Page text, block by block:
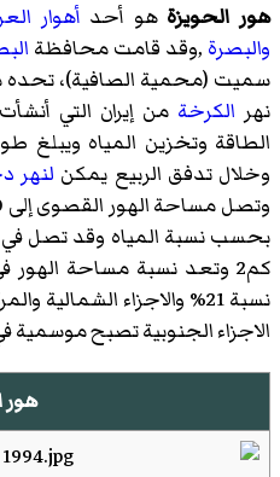
هور الحويزة هو أحد أهوار
والبصرة ,وقد قامت محافظة
سميت (محمية الصافية)، تحده
نهر الكرخة من إيران التي
وخلال تدفق الربيع يمكن لنهر
نسبة 21% والاجزاء
الاجزاء الجنوبية تصبح موسمية
هور